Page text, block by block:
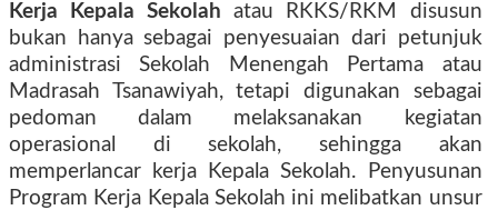
Kerja Kepala Sekolah atau RKKS/RKM disusun
bukan hanya sebagai penyesuaian dari petunjuk
administrasi Sekolah Menengah Pertama atau
Madrasah Tsanawiyah, tetapi digunakan sebagai
pedoman dalam melaksanakan kegiatan
operasional di sekolah, sehingga akan
memperlancar kerja Kepala Sekolah. Penyusunan
Program Kerja Kepala Sekolah ini melibatkan unsur